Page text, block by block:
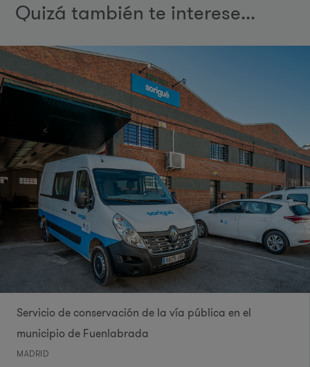
Quizá también te interese...
Servicio de conservación de la vía pública en el
municipio de Fuenlabrada
MADRID